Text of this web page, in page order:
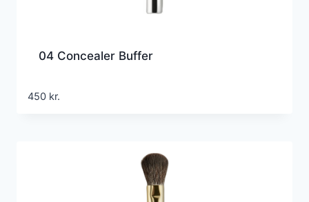
04 Concealer Buffer
450 kr.